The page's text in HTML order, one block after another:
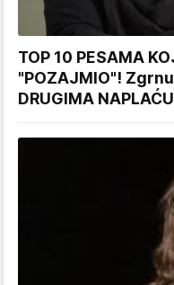
TOP 10 PESAMA
"POZAJMIO"!
DRUGIMA